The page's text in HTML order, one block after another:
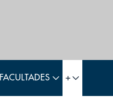
FACULTADES +